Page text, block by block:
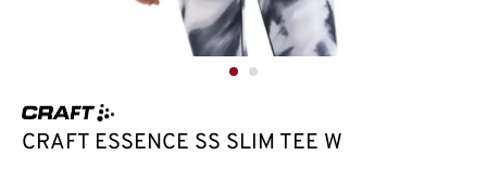
CRAFT ESSENCE SS SLIM TEE W